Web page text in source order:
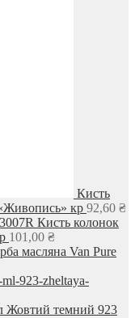
Кисть
кр 92,60 ₴
Кисть колонок
101,00 ₴
масляна Van Pure
Жовтий темний 923